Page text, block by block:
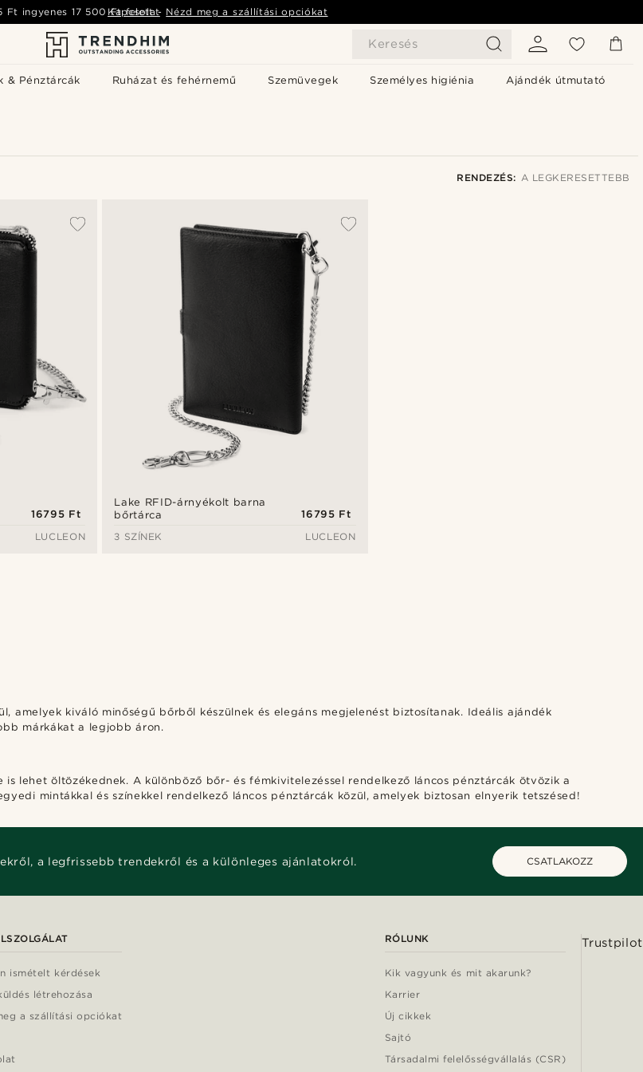
Keresés
& Pénztárcák Ruházat és fehérnemű Szemüvegek Személyes higiénia Ajándék útmutató
Ft ingyenes 17 500 Ft felett- Nézd meg a szállítási opciókat
Kapcsolat
RENDEZÉS: A LEGKERESETTEBB
16795 Ft
LUCLEON
Lake RFID-árnyékolt barna
bőrtárca
16795 Ft
3 SZÍNEK
LUCLEON
amelyek kiváló minőségű bőrből készülnek és elegáns megjelenést biztosítanak. Ideális ajándék
márkákat a legjobb áron.
is lehet öltözékednek. A különböző bőr- és fémkivitelezéssel rendelkező láncos pénztárcák ötvözik a
mintákkal és színekkel rendelkező láncos pénztárcák közül, amelyek biztosan elnyerik tetszésed!
a legfrissebb trendekről és a különleges ajánlatokról. CSATLAKOZZ
ismételt kérdések
létrehozása
a szállítási opciókat
RÓLUNK
Kik vagyunk és mit akarunk?
Karrier
Új cikkek
Sajtó
Társadalmi felelősségvállalás (CSR)
Trustpilot